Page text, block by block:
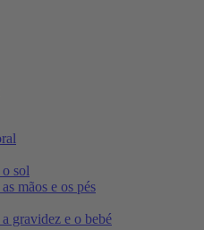
sol
mãos e os pés
gravidez e o bebé